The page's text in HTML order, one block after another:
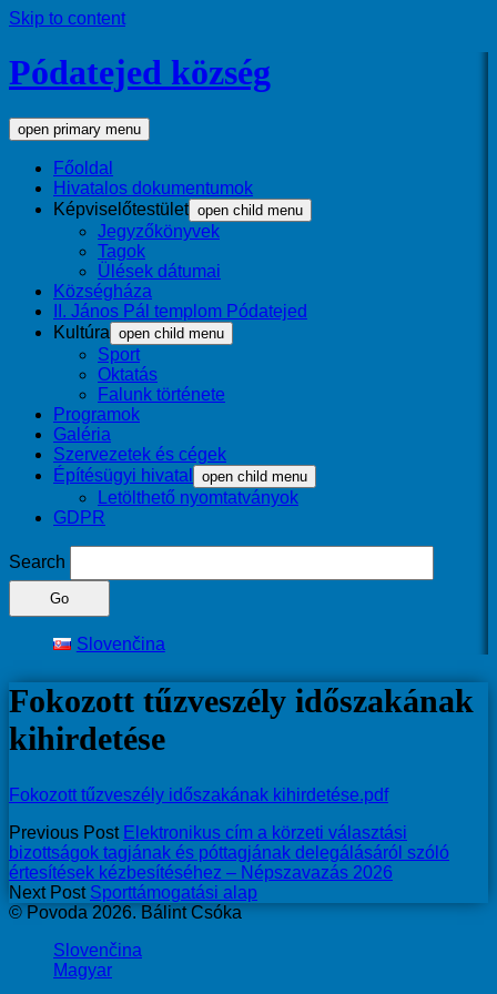
Skip to content
Pódatejed község
open primary menu
Főoldal
Hivatalos dokumentumok
Képviselőtestület open child menu
Jegyzőkönyvek
Tagok
Ülések dátumai
Községháza
II. János Pál templom Pódatejed
Kultúra open child menu
Sport
Oktatás
Falunk története
Programok
Galéria
Szervezetek és cégek
Építésügyi hivatal
open child menu
Letölthető nyomtatványok
GDPR
Search
Slovenčina
Fokozott tűzveszély időszakának
kihirdetése
Fokozott tűzveszély időszakának kihirdetése.pdf
Previous Post Elektronikus cím a körzeti választási
bizottságok tagjának és póttagjának delegálásáról szóló
értesítések kézbesítéséhez – Népszavazás 2026
Next Post Sporttámogatási alap
© Povoda 2026. Bálint Csóka
Slovenčina
Magyar